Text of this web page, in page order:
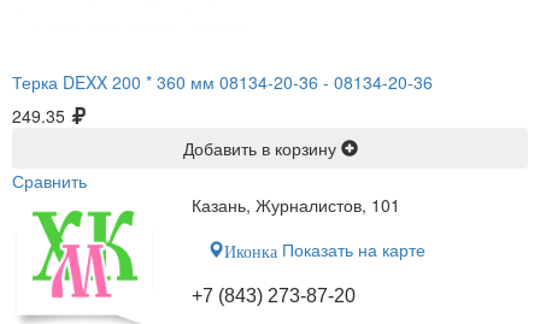
Терка DEXX 200 * 360 мм 08134-20-36 - 08134-20-36
249.35
Добавить в корзину
Сравнить
Казань, Журналистов, 101
Иконка Показать на карте
+7 (843) 273-87-20